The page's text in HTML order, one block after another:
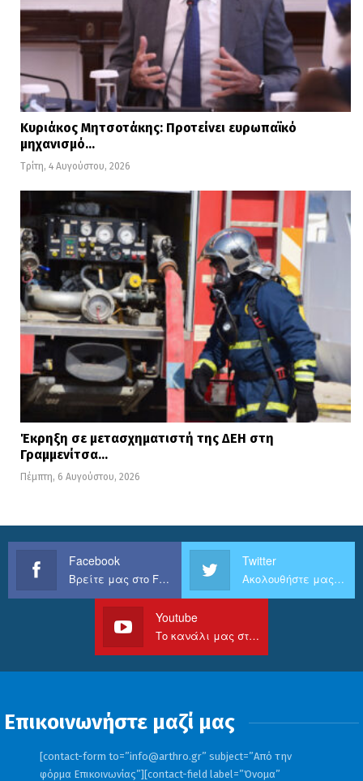
Κυριάκος Μητσοτάκης: Προτείνει ευρωπαϊκό
μηχανισμό…
Τρίτη, 4 Αυγούστου, 2026
Έκρηξη σε μετασχηματιστή της ΔΕΗ στη
Γραμμενίτσα…
Πέμπτη, 6 Αυγούστου, 2026
Facebook
Βρείτε μας στο Facebook
Twitter
Ακολουθήστε μας στο Twitter
Youtube
Το κανάλι μας στο Youtube
Επικοινωνήστε μαζί μας
[contact-form to=”info@arthro.gr” subject=”Από την
φόρμα Επικοινωνίας”][contact-field label=”Όνομα”